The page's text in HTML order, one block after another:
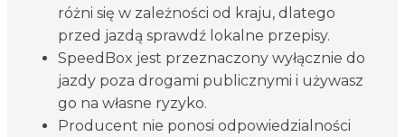
różni się w zależności od kraju, dlatego
przed jazdą sprawdź lokalne przepisy.
SpeedBox jest przeznaczony wyłącznie do
jazdy poza drogami publicznymi i używasz
go na własne ryzyko.
Producent nie ponosi odpowiedzialności